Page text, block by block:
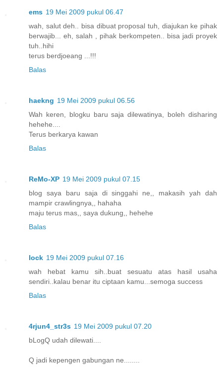
ems 19 Mei 2009 pukul 06.47
wah, salut deh.. bisa dibuat proposal tuh, diajukan ke pihak
berwajib... eh, salah , pihak berkompeten.. bisa jadi proyek
tuh..hihi
terus berdjoeang ...!!!
Balas
haekng 19 Mei 2009 pukul 06.56
Wah keren, blogku baru saja dilewatinya, boleh disharing
hehehe....
Terus berkarya kawan
Balas
ReMo-XP 19 Mei 2009 pukul 07.15
blog saya baru saja di singgahi ne,, makasih yah dah
mampir crawlingnya,, hahaha
maju terus mas,, saya dukung,, hehehe
Balas
lock 19 Mei 2009 pukul 07.16
wah hebat kamu sih..buat sesuatu atas hasil usaha
sendiri..kalau benar itu ciptaan kamu...semoga success
Balas
4rjun4_str3s 19 Mei 2009 pukul 07.20
bLogQ udah dilewati....
Q jadi kepengen gabungan ne........